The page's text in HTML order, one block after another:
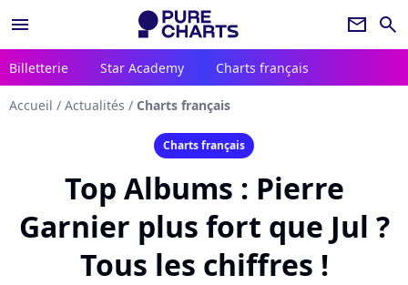
menu newsletter search
Billetterie Star Academy Charts français
Accueil / Actualités / Charts français
Charts français
Top Albums : Pierre
Garnier plus fort que Jul ?
Tous les chiffres !